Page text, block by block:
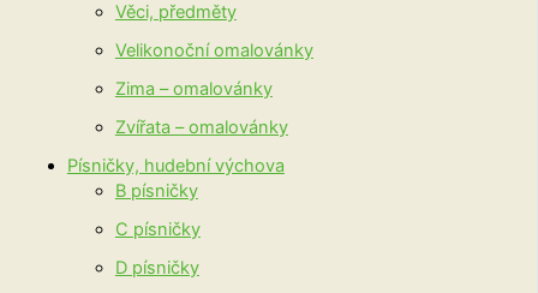
Věci, předměty
Velikonoční omalovánky
Zima – omalovánky
Zvířata – omalovánky
Písničky, hudební výchova
B písničky
C písničky
D písničky